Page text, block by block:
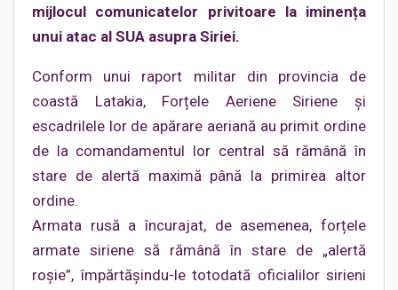
mijlocul comunicatelor privitoare la iminența
unui atac al SUA asupra Siriei.
Conform unui raport militar din provincia de
coastă Latakia, Forțele Aeriene Siriene și
escadrilele lor de apărare aeriană au primit ordine
de la comandamentul lor central să rămână în
stare de alertă maximă până la primirea altor
ordine.
Armata rusă a încurajat, de asemenea, forțele
armate siriene să rămână în stare de „alertă
roșie”, împărtășindu-le totodată oficialilor sirieni